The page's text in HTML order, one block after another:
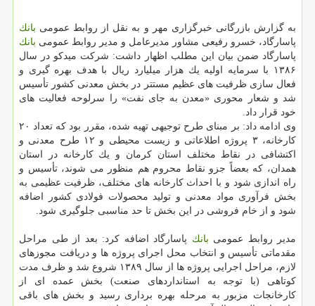
به گزارش بازرگانی خبرگزاری مهر و به نقل از روابط عمومی بانك
پاسارگاد، خسرو رفیعی مشاور مدیرعامل و مدیر روابط عمومی بانك
پاسارگاد ضمن بیان این مطلب اظهار داشت: شركت میدكو در سال
۱۳۸۶ با سرمایه اولیه یك هزار میلیارد ریال با هدف بهره گیری و
فعال سازی ظرفیت های عظیم مستتر در بخش معدنی كشور تأسیس
شد و شعار محوری «معدن به جای نفت» را سرلوحه فعالیت های
خود قرار داد.
وی ادامه داد: بر مبنای طرح توجیهی تهیه شده، مقرر بود كه تعداد ۲۰
كارخانه، ۳ پروژه اطلاعاتی و زیست محیطی و ۱۲ طرح معدنی و
اكتشافی در نقاط مختلف استان كرمان و یك كارخانه در استان
همدان، كه بعضاً جزو نقاط محروم هم منظور می شوند، تأسیس و
راه اندازی شود و با احداث كارخانه های مختلف، ظرفیت عظیمی به
بخش فرآوری مواد معدنی و تولید محصولات فولادی كشور اضافه
شود و از خام فروشی در این بخش تا حد مناسبی جلوگیری شود.
مدیر روابط عمومی بانك پاسارگاد اضافه كرد: بعد از طی مراحل
مقدماتی تأسیس و انتخاب محل اجرای پروژه ها و دریافت مجوزهای
لازم، مراحل اجرایی پروژه ها از سال ۱۳۸۹ شروع شد و ظرف مدت
كوتاهی (با توجه به استانداردهای صنعت) بخش عمده ای از
كارخانجات مزبور به مرحله بهره برداری رسید و بخش های باقی